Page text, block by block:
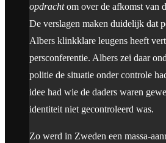
opdrachtom over de afkomst van
De verslagen maken duidelijk dat
Albers klinkklare leugens heeft
persconferentie. Albers zei daar
politie de situatie onder controle
idee had wie de daders waren
identiteit niet gecontroleerd was.
Zo werd in Zweden een massa-